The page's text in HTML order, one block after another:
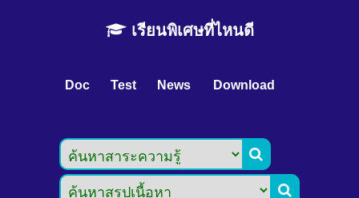
เรียนพิเศษที่ไหนดี
Doc Test News Download

